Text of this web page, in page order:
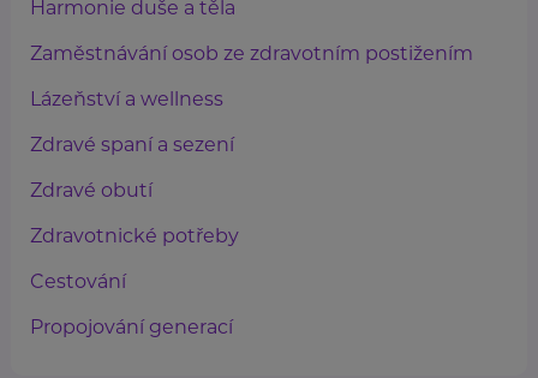
Harmonie duše a těla
Zaměstnávání osob ze zdravotním postižením
Lázeňství a wellness
Zdravé spaní a sezení
Zdravé obutí
Zdravotnické potřeby
Cestování
Propojování generací